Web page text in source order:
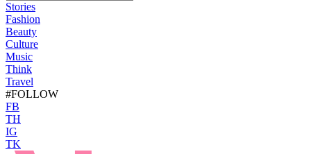
Stories
Fashion
Beauty
Culture
Music
Think
Travel
#FOLLOW
FB
TH
IG
TK